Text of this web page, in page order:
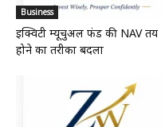
Business
इक्विटी म्यूचुअल फंड की NAV तय
होने का तरीका बदला